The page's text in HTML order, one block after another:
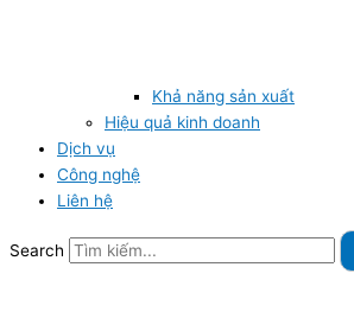
Khả năng sản xuất
Hiệu quả kinh doanh
Dịch vụ
Công nghệ
Liên hệ
Search